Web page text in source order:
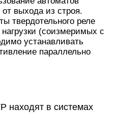
применяют для ручной
нагрузке.
отрегулировать
изменять
ряд условий,